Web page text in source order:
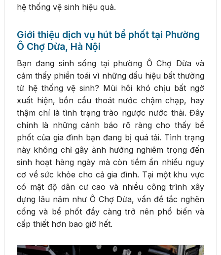
hệ thống vệ sinh hiệu quả.
Giới thiệu dịch vụ hút bể phốt tại Phường
Ô Chợ Dừa, Hà Nội
Bạn đang sinh sống tại phường Ô Chợ Dừa và
cảm thấy phiền toái vì những dấu hiệu bất thường
từ hệ thống vệ sinh? Mùi hôi khó chịu bất ngờ
xuất hiện, bồn cầu thoát nước chậm chạp, hay
thậm chí là tình trạng trào ngược nước thải. Đây
chính là những cảnh báo rõ ràng cho thấy bể
phốt của gia đình bạn đang bị quá tải. Tình trạng
này không chỉ gây ảnh hưởng nghiêm trọng đến
sinh hoạt hàng ngày mà còn tiềm ẩn nhiều nguy
cơ về sức khỏe cho cả gia đình. Tại một khu vực
có mật độ dân cư cao và nhiều công trình xây
dựng lâu năm như Ô Chợ Dừa, vấn đề tắc nghẽn
cống và bể phốt đầy càng trở nên phổ biến và
cấp thiết hơn bao giờ hết.